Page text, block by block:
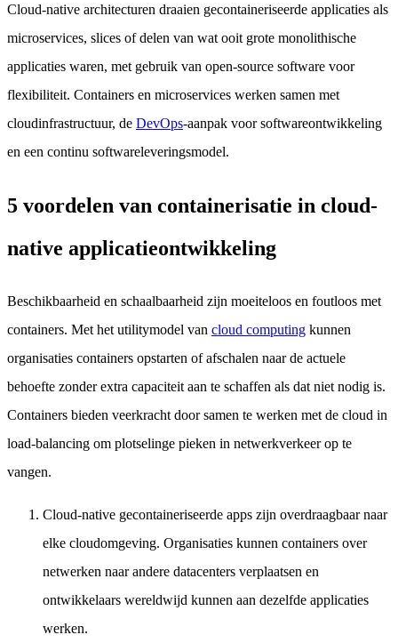
Cloud-native architecturen draaien gecontaineriseerde applicaties als
microservices, slices of delen van wat ooit grote monolithische
applicaties waren, met gebruik van open-source software voor
flexibiliteit. Containers en microservices werken samen met
cloudinfrastructuur, de DevOps-aanpak voor softwareontwikkeling
en een continu softwareleveringsmodel.
5 voordelen van containerisatie in cloud-
native applicatieontwikkeling
Beschikbaarheid en schaalbaarheid zijn moeiteloos en foutloos met
containers. Met het utilitymodel van cloud computing kunnen
organisaties containers opstarten of afschalen naar de actuele
behoefte zonder extra capaciteit aan te schaffen als dat niet nodig is.
Containers bieden veerkracht door samen te werken met de cloud in
load-balancing om plotselinge pieken in netwerkverkeer op te
vangen.
Cloud-native gecontaineriseerde apps zijn overdraagbaar naar
elke cloudomgeving. Organisaties kunnen containers over
netwerken naar andere datacenters verplaatsen en
ontwikkelaars wereldwijd kunnen aan dezelfde applicaties
werken.